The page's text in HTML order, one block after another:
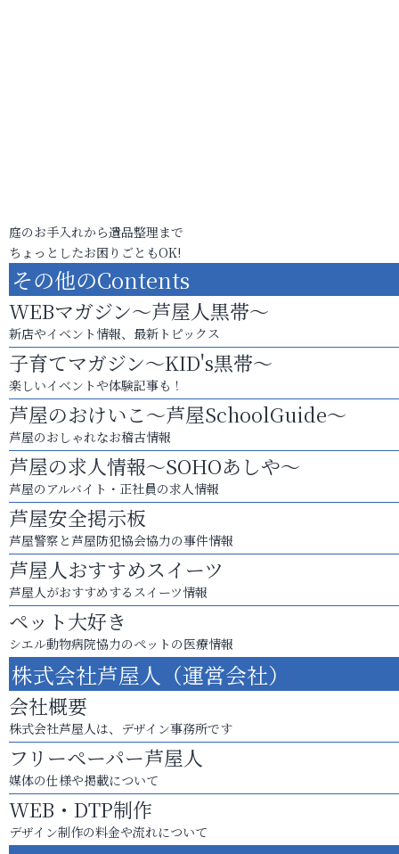
庭のお手入れから遺品整理まで
ちょっとしたお困りごともOK!
その他のContents
WEBマガジン～芦屋人黒帯～
新店やイベント情報、最新トピックス
子育てマガジン～KID's黒帯～
楽しいイベントや体験記事も！
芦屋のおけいこ～芦屋SchoolGuide～
芦屋のおしゃれなお稽古情報
芦屋の求人情報～SOHOあしや～
芦屋のアルバイト・正社員の求人情報
芦屋安全掲示板
芦屋警察と芦屋防犯協会協力の事件情報
芦屋人おすすめスイーツ
芦屋人がおすすめするスイーツ情報
ペット大好き
シエル動物病院協力のペットの医療情報
株式会社芦屋人（運営会社）
会社概要
株式会社芦屋人は、デザイン事務所です
フリーペーパー芦屋人
媒体の仕様や掲載について
WEB・DTP制作
デザイン制作の料金や流れについて